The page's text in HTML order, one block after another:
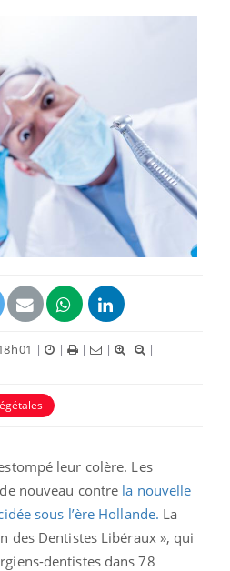
| | | |
|
leur colère. Les
nouveau contre la nouvelle
sous l’ère Hollande. La
des Dentistes Libéraux », qui
dentistes dans 78